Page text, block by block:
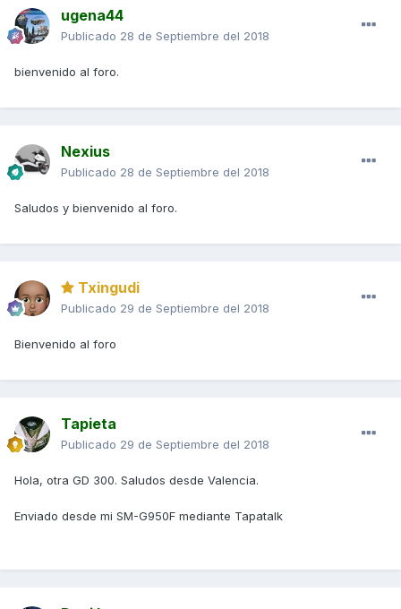
ugena44
Publicado 28 de Septiembre del 2018
bienvenido al foro.
Nexius
Publicado 28 de Septiembre del 2018
Saludos y bienvenido al foro.
Txingudi
Publicado 29 de Septiembre del 2018
Bienvenido al foro
Tapieta
Publicado 29 de Septiembre del 2018
Hola, otra GD 300. Saludos desde Valencia.
Enviado desde mi SM-G950F mediante Tapatalk